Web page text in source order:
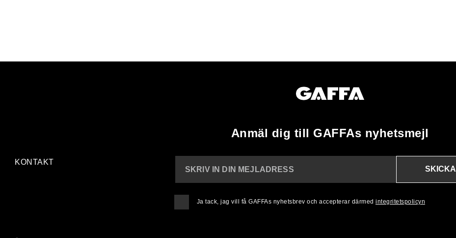
Anmäl dig till GAFFAs nyhetsmejl
KONTAKT
SKRIV IN DIN MEJLADRESS
SKICKA
Ja tack, jag vill få GAFFAs nyhetsbrev och accepterar därmed integritetspolicyn